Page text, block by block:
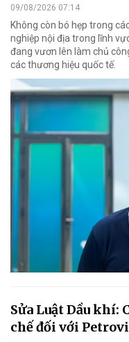
09/08/2026 07:14
Không còn bó hẹp trong
nghiệp nội địa trong lĩnh
đang vươn lên làm chủ
các thương hiệu quốc tế.
Sửa Luật Dầu khí:
chế đối với